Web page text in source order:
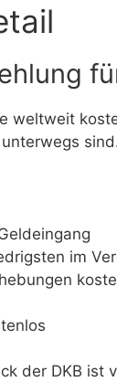
weltweit
im
der DKB ist